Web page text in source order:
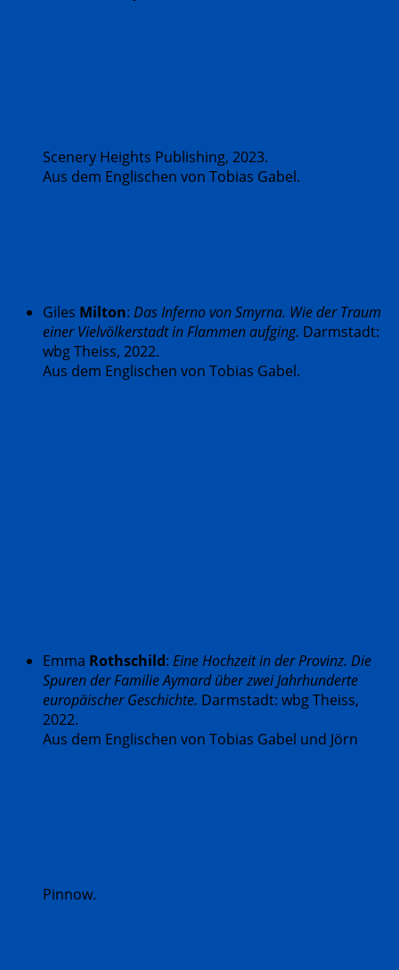
Scenery Heights Publishing, 2023.
Aus dem Englischen von Tobias Gabel.
Giles Milton: Das Inferno von Smyrna. Wie der Traum
einer Vielvölkerstadt in Flammen aufging. Darmstadt:
wbg Theiss, 2022.
Aus dem Englischen von Tobias Gabel.
Emma Rothschild: Eine Hochzeit in der Provinz. Die
Spuren der Familie Aymard über zwei Jahrhunderte
europäischer Geschichte. Darmstadt: wbg Theiss,
2022.
Aus dem Englischen von Tobias Gabel und Jörn
Pinnow.